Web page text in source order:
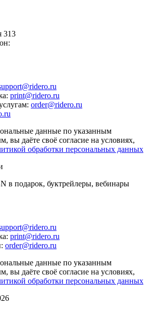
313
:
: print@ridero.ru
: order@ridero.ru
данные по указанным
вы даёте своё согласие на условиях,
обработки персональных данных
в подарок, буктрейлеры, вебинары
: print@ridero.ru
: order@ridero.ru
данные по указанным
вы даёте своё согласие на условиях,
обработки персональных данных